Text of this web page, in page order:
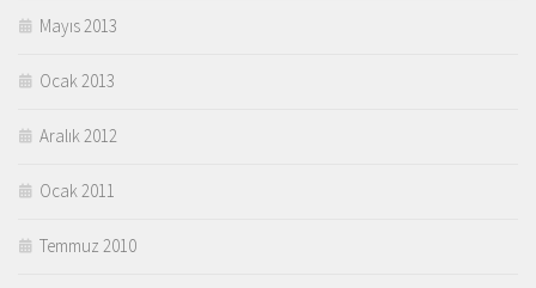
Mayıs 2013
Ocak 2013
Aralık 2012
Ocak 2011
Temmuz 2010